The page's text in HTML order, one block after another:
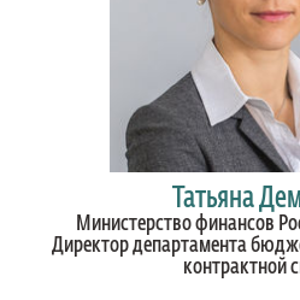
Татьяна
Министерство финансов
Директор департамента
контрактной